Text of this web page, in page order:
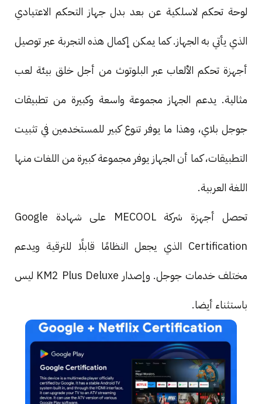
لوحة تحكم لاسلكية عن بعد بدل جهاز التحكم الاعتيادي
الذي يأتي به الجهاز. كما يمكن إكمال هذه التجربة عبر توصيل
أجهزة تحكم الألعاب عبر البلوتوث من أجل خلق بيئة لعب
مثالية. يدعم الجهاز مجموعة واسعة وكبيرة من تطبيقات
جوجل بلاي، وهذا ما يوفر تنوع كبير للمستخدمين في تثبيت
التطبيقات، كما أن الجهاز يوفر مجموعة كبيرة من اللغات منها
اللغة العربية.
تحصل أجهزة شركة MECOOL على شهادة Google
Certification الذي يجعل النظامًا قابلًا للترقية ويدعم
مختلف خدمات جوجل. وإصدار KM2 Plus Deluxe ليس
باستثناء أيضا.